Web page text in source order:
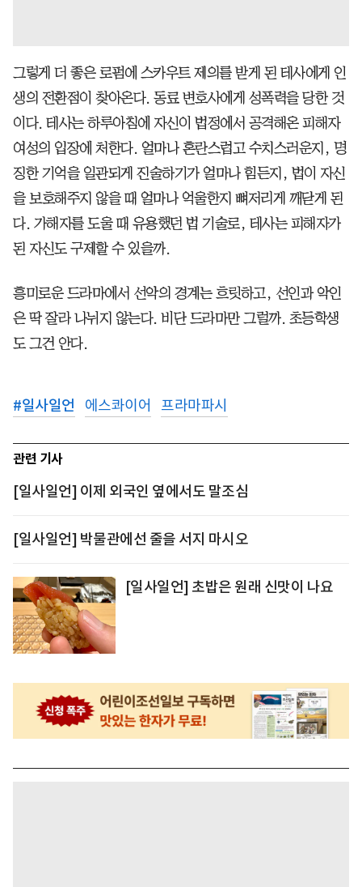
그렇게 더 좋은 로펌에 스카우트 제의를 받게 된 테사에게 인
생의 전환점이 찾아온다. 동료 변호사에게 성폭력을 당한 것
이다. 테사는 하루아침에 자신이 법정에서 공격해온 피해자
여성의 입장에 처한다. 얼마나 혼란스럽고 수치스러운지, 명
징한 기억을 일관되게 진술하기가 얼마나 힘든지, 법이 자신
을 보호해주지 않을 때 얼마나 억울한지 뼈저리게 깨닫게 된
다. 가해자를 도울 때 유용했던 법 기술로, 테사는 피해자가
된 자신도 구제할 수 있을까.
흥미로운 드라마에서 선악의 경계는 흐릿하고, 선인과 악인
은 딱 잘라 나뉘지 않는다. 비단 드라마만 그럴까. 초등학생
도 그건 안다.
#일사일언 에스콰이어 프라마파시
관련 기사
[일사일언] 이제 외국인 옆에서도 말조심
[일사일언] 박물관에선 줄을 서지 마시오
[일사일언] 초밥은 원래 신맛이 나요